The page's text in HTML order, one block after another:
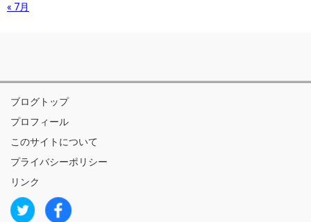
« 7月
ブログトップ
プロフィール
このサイトについて
プライバシーポリシー
リンク